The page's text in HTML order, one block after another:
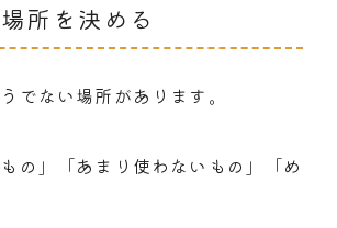
所を決める
でない場所があります。
の」「あまり使わないもの」「め